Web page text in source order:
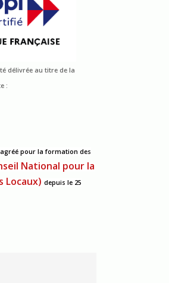
délivrée au titre de la
:
agréé pour la formation des
National pour la
Locaux) depuis le 25